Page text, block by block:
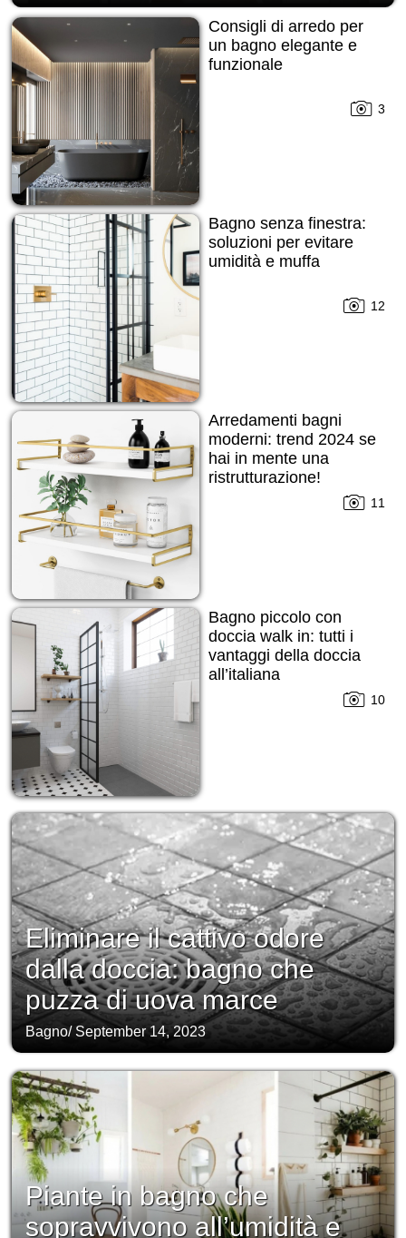
Consigli di arredo per
un bagno elegante e
funzionale
3
Bagno senza finestra:
soluzioni per evitare
umidità e muffa
12
Arredamenti bagni
moderni: trend 2024 se
hai in mente una
ristrutturazione!
11
Bagno piccolo con
doccia walk in: tutti i
vantaggi della doccia
all’italiana
10
Eliminare il cattivo odore
dalla doccia: bagno che
puzza di uova marce
Bagno/ September 14, 2023
Piante in bagno che
sopravvivono all’umidità e